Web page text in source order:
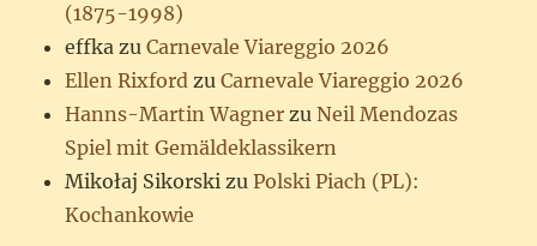
(1875-1998)
effka zuCarnevale Viareggio 2026
Ellen Rixford zuCarnevale Viareggio 2026
Hanns-Martin Wagner zuNeil Mendozas
Spiel mit Gemäldeklassikern
Mikołaj Sikorski zuPolski Piach (PL):
Kochankowie